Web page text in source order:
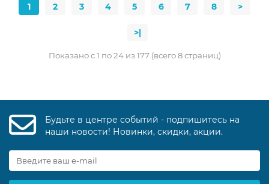
1 2 3 4 5 6 7 8 >
>|
Показано с 1 по 24 из 177 (всего 8 страниц)
Будьте в центре событий - подпишитесь на
наши новости! Новинки, скидки, акции.